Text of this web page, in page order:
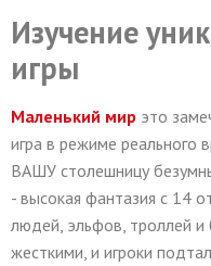
Изучение
игры
Маленький мир это
игра в режиме реального
ВАШУ столешницу
- высокая фантазия с 14
людей, эльфов, троллей
жесткими, и игроки